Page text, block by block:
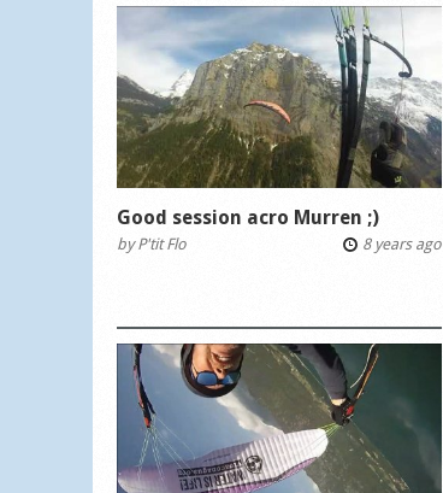
Good session acro Murren ;)
byP'tit Flo 8 years ago